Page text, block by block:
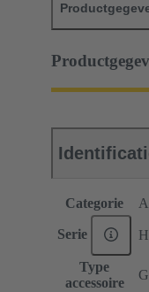
Categorie
Serie
Type
accessoire